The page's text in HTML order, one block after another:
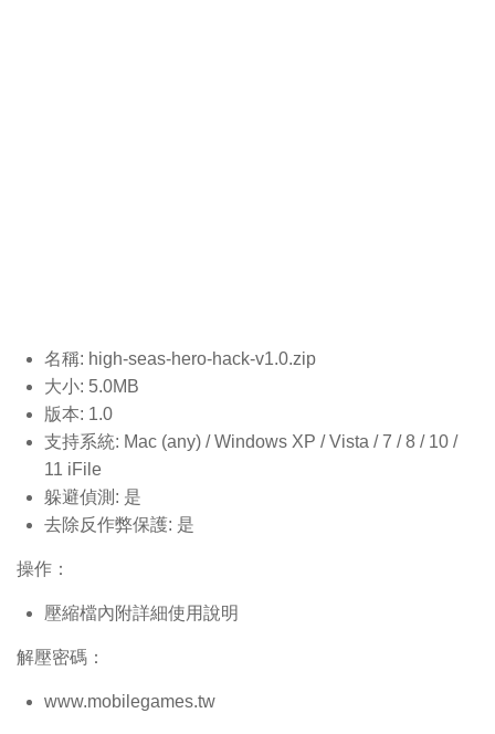
名稱: high-seas-hero-hack-v1.0.zip
大小: 5.0MB
版本: 1.0
支持系統: Mac (any) / Windows XP / Vista / 7 / 8 / 10 /
11 iFile
躲避偵測: 是
去除反作弊保護: 是
操作：
壓縮檔內附詳細使用說明
解壓密碼：
www.mobilegames.tw